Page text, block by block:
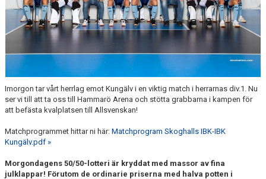
KONTAKTUPPGIFTER VÅRA LAG
Imorgon tar vårt herrlag emot Kungälv i en viktig match i herrarnas div.1. Nu
ser vi till att ta oss till Hammarö Arena och stötta grabbarna i kampen för
att befästa kvalplatsen till Allsvenskan!
Matchprogrammet hittar ni här: Matchprogram Skoghalls IBK-IBK
Kungälv.pdf »
Morgondagens 50/50-lotteri är kryddat med massor av fina
julklappar! Förutom de ordinarie priserna med halva potten i